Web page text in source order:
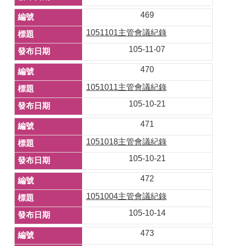
469
1051101主管會議紀錄
105-11-07
470
1051011主管會議紀錄
105-10-21
471
1051018主管會議紀錄
105-10-21
472
1051004主管會議紀錄
105-10-14
473